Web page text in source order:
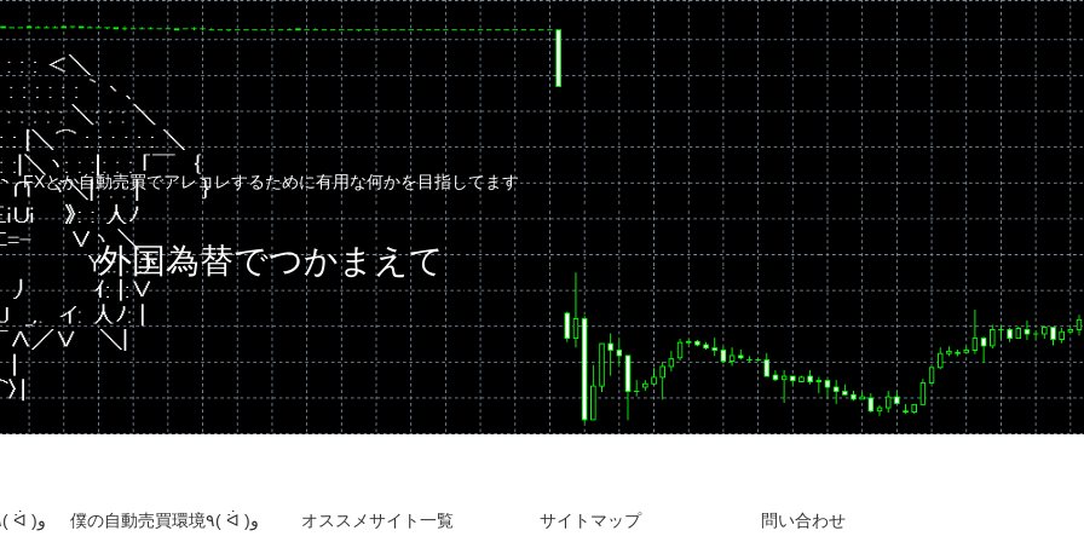
FXとか自動売買でアレコレするために有用な何かを目指してます
外国為替でつかまえて
自動売買運用成績٩( ᐛ )و 僕の自動売買環境٩( ᐛ )و オススメサイト一覧 サイトマップ 問い合わせ